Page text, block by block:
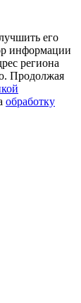
его
информации
региона
Продолжая
обработку